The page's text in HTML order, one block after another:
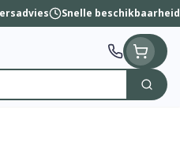
Snelle beschikbaarheid
Zoek